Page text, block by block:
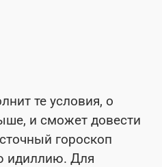
те условия, о
и сможет довести
гороскоп
идиллию. Для